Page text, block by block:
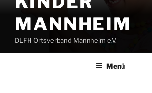
MANNHEIM
DLFH Ortsverband Mannheim e.V.
Menü